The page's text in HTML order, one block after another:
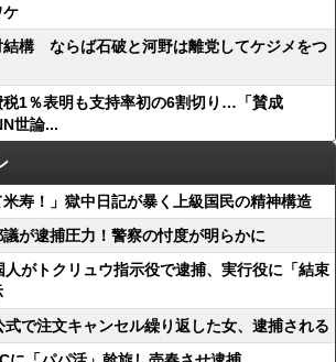
ケ
結構 ならば石破と河野は離党してケジメをつ
税1％表明も支持率初の6割切り…「賛成
世論...
米寿！」獄中日記が暴く上級国民の精神構造
議が逮捕圧力！警察の忖度が明らかに
人がトクリュウ指示役で逮捕、実行役に「結束
式で注文キャンセル繰り返した女、逮捕される